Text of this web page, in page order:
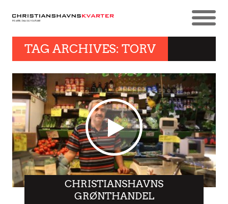
TAG ARCHIVES: TORV
CHRISTIANSHAVNS
GRØNTHANDEL